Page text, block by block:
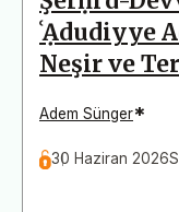
ʿẠdudiyye
Neşir ve
Adem Sünger*
30 Haziran 2026